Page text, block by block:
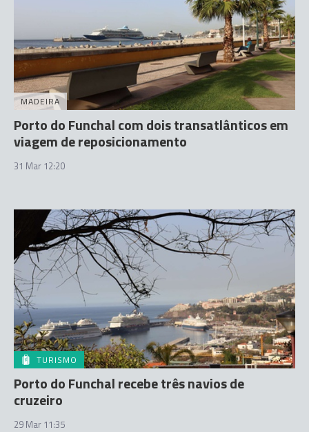
MADEIRA
Porto do Funchal com dois transatlânticos em
viagem de reposicionamento
31 Mar 12:20
TURISMO
Porto do Funchal recebe três navios de
cruzeiro
29 Mar 11:35